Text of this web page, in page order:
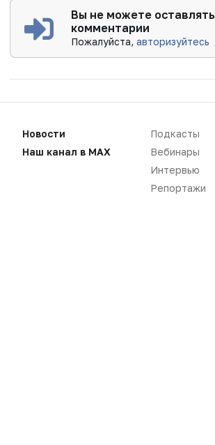
Вы не можете оставлять
комментарии
Пожалуйста,авторизуйтесь
Новости
Наш канал в MAX
Подкасты
Вебинары
Интервью
Репортажи